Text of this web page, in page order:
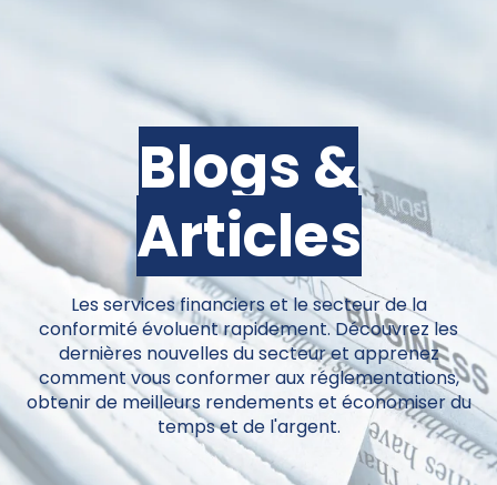
Blogs &
Articles
Les services financiers et le secteur de la
conformité évoluent rapidement. Découvrez les
dernières nouvelles du secteur et apprenez
comment vous conformer aux réglementations,
obtenir de meilleurs rendements et économiser du
temps et de l'argent.